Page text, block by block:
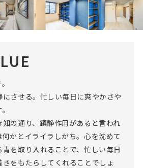
させる。忙しい毎日に爽やかさや
の通り、鎮静作用があると言われ
かとイライラしがち。心を沈めて
を取り入れることで、忙しい毎日
きをもたらしてくれることでしょ